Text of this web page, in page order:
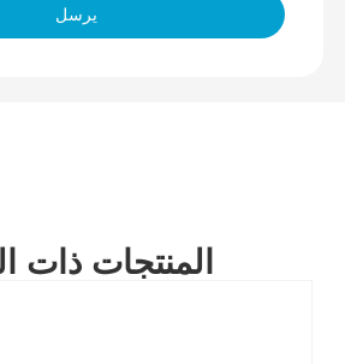
يرسل
المنتجات ذات